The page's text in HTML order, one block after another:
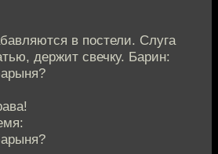
в постели. Слуга
держит свечку. Барин: